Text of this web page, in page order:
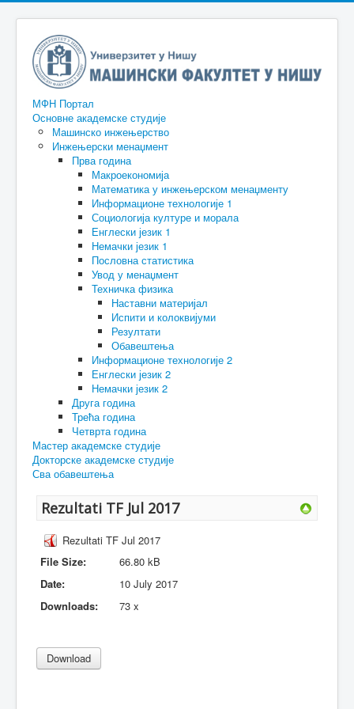
МФН Портал
Основне академске студије
Машинско инжењерство
Инжењерски менаџмент
Прва година
Макроекономија
Математика у инжењерском менаџменту
Информационе технологије 1
Социологија културе и морала
Енглески језик 1
Немачки језик 1
Пословна статистика
Увод у менаџмент
Техничка физика
Наставни материјал
Испити и колоквијуми
Резултати
Обавештења
Информационе технологије 2
Енглески језик 2
Немачки језик 2
Друга година
Трећа година
Четврта година
Мастер академске студије
Докторске академске студије
Сва обавештења
Rezultati TF Jul 2017
Rezultati TF Jul 2017
File Size:
66.80 kB
Date:
10 July 2017
Downloads:
73 x